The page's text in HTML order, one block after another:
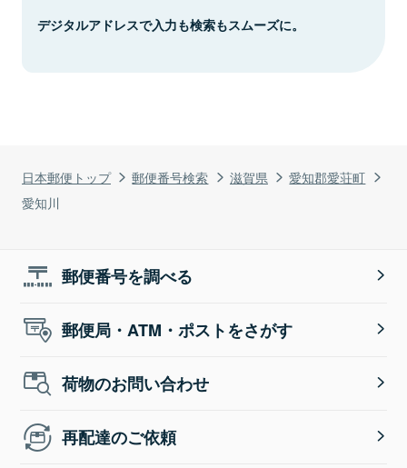
日本郵便トップ 郵便番号検索 滋賀県
愛知郡愛荘町
愛知川
デジタルアドレスで入力も検索もスムーズに。
郵便番号を調べる
郵便局・ATM・ポストをさがす
荷物のお問い合わせ
再配達のご依頼